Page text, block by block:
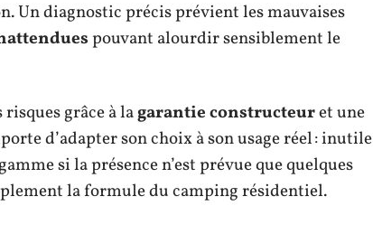
Un diagnostic précis prévient les mauvaises
pouvant alourdir sensiblement le
grâce à lagarantie constructeuret une
d’adapter son choix à son usage réel : inutile
si la présence n’est prévue que quelques
la formule du camping résidentiel.